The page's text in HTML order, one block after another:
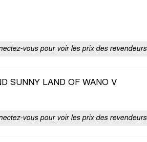
vous pour voir les prix des revendeurs
SUNNY LAND OF WANO V
vous pour voir les prix des revendeurs